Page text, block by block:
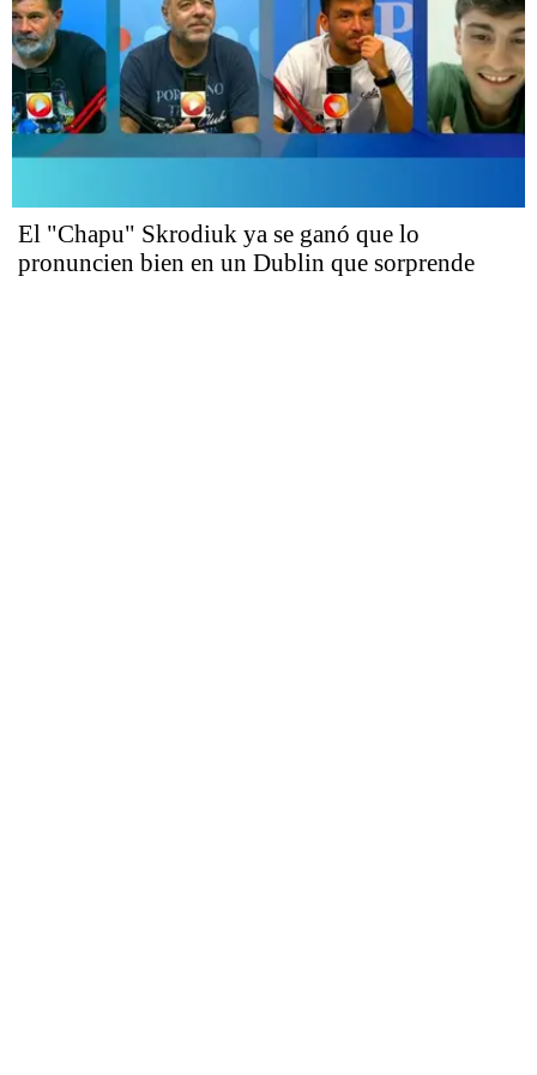
El "Chapu" Skrodiuk ya se ganó que lo
pronuncien bien en un Dublin que sorprende